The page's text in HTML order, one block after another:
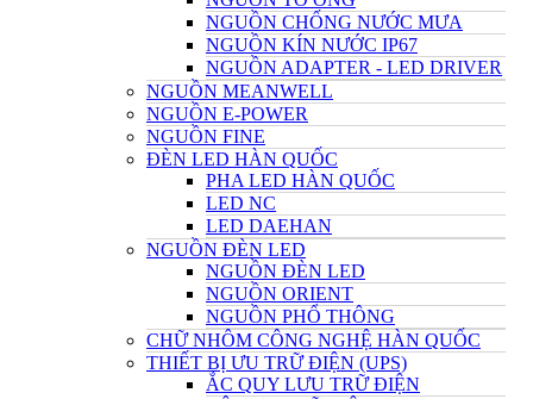
NGUỒN CHỐNG NƯỚC MƯA
NGUỒN KÍN NƯỚC IP67
NGUỒN ADAPTER - LED DRIVER
NGUỒN MEANWELL
NGUỒN E-POWER
NGUỒN FINE
ĐÈN LED HÀN QUỐC
PHA LED HÀN QUỐC
LED NC
LED DAEHAN
NGUỒN ĐÈN LED
NGUỒN ĐÈN LED
NGUỒN ORIENT
NGUỒN PHỔ THÔNG
CHỮ NHÔM CÔNG NGHỆ HÀN QUỐC
THIẾT BỊ ƯU TRỮ ĐIỆN (UPS)
ẮC QUY LƯU TRỮ ĐIỆN